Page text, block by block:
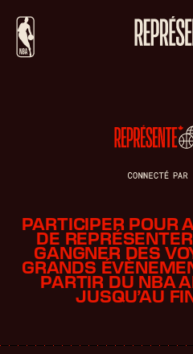
PARTICIPER POUR
DE
GANGNER DES
GRANDS
PARTIR DU NBA
JUSQU’AU